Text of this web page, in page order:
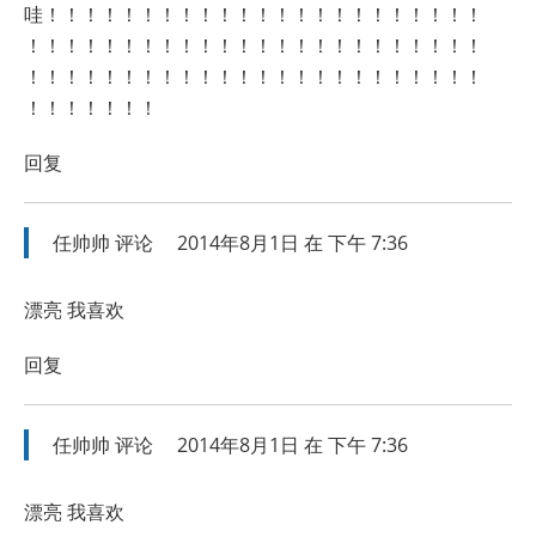
哇！！！！！！！！！！！！！！！！！！！！！！！
！！！！！！！！！！！！！！！！！！！！！！！！
！！！！！！！！！！！！！！！！！！！！！！！！
！！！！！！！
回复
任帅帅 评论 2014年8月1日 在 下午 7:36
漂亮 我喜欢
回复
任帅帅 评论 2014年8月1日 在 下午 7:36
漂亮 我喜欢